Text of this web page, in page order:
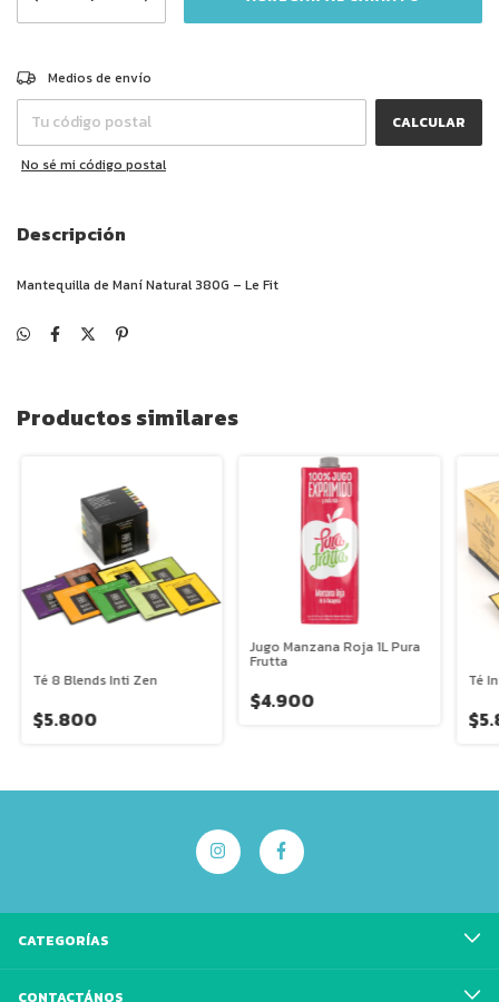
Entregas para el CP:
Medios de envío
CALCULAR
No sé mi código postal
Descripción
Mantequilla de Maní Natural 380G – Le Fit
Productos similares
Té 8 Blends Inti Zen
$5.800
Jugo Manzana Roja 1L Pura
Frutta
$4.900
Té
CATEGORÍAS
CONTACTÁNOS